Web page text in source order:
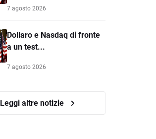
7 agosto 2026
Dollaro e Nasdaq di fronte
a un test...
7 agosto 2026
Leggi altre notizie